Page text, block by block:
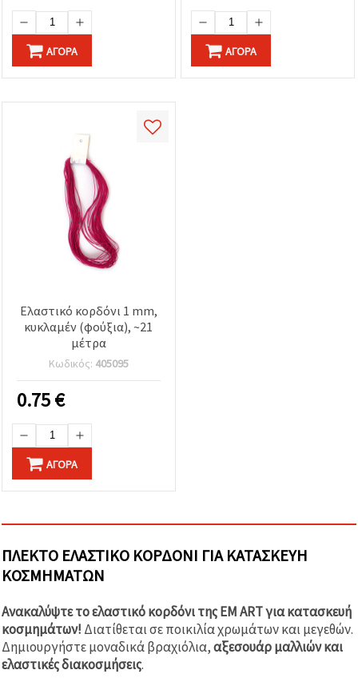
ΑΓΟΡΆ ΑΓΟΡΆ
Ελαστικό κορδόνι 1 mm,
κυκλαμέν (φούξια), ~21
μέτρα
Κωδικός: 405095
0.75€
ΑΓΟΡΆ
ΠΛΕΚΤΌ ΕΛΑΣΤΙΚΌ ΚΟΡΔΌΝΙ ΓΙΑ ΚΑΤΑΣΚΕΥΉ
ΚΟΣΜΗΜΆΤΩΝ
Ανακαλύψτε το ελαστικό κορδόνι της EM ART για κατασκευή
κοσμημάτων! Διατίθεται σε ποικιλία χρωμάτων και μεγεθών.
Δημιουργήστε μοναδικά βραχιόλια,αξεσουάρ μαλλιών και
ελαστικές διακοσμήσεις.